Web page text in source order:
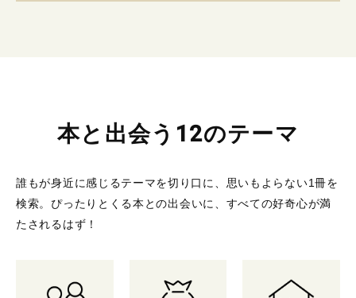
本と出会う12のテーマ
誰もが身近に感じるテーマを切り口に、思いもよらない1冊を
検索。 ぴったりとくる本との出会いに、すべての好奇心が満
たされるはず！